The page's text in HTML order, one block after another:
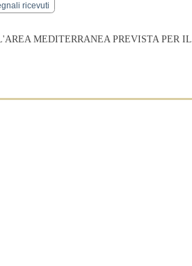
ricevuti
MEDITERRANEA PREVISTA PER IL